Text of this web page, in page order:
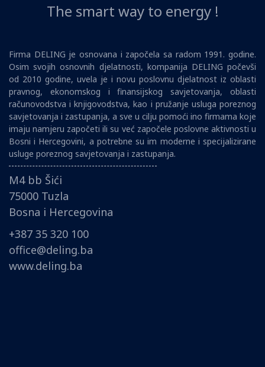
The smart way to energy !
Firma DELING je osnovana i započela sa radom 1991. godine.
Osim svojih osnovnih djelatnosti, kompanija DELING počevši
od 2010 godine, uvela je i novu poslovnu djelatnost iz oblasti
pravnog, ekonomskog i finansijskog savjetovanja, oblasti
računovodstva i knjigovodstva, kao i pružanje usluga poreznog
savjetovanja i zastupanja, a sve u cilju pomoći ino firmama koje
imaju namjeru započeti ili su već započele poslovne aktivnosti u
Bosni i Hercegovini, a potrebne su im moderne i specijalizirane
usluge poreznog savjetovanja i zastupanja.
M4 bb Šići
75000 Tuzla
Bosna i Hercegovina
+387 35 320 100
office@deling.ba
www.deling.ba